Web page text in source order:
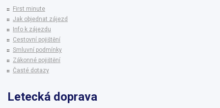
First minute
Jak objednat zájezd
Info k zájezdu
Cestovní pojištění
Smluvní podmínky
Zákonné pojištění
Časté dotazy
Letecká doprava